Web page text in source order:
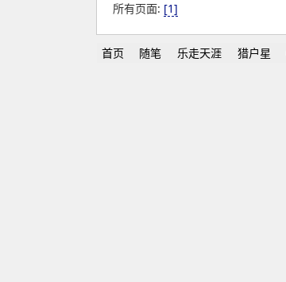
所有页面: [1]
首页 随笔 乐走天涯 猎户星